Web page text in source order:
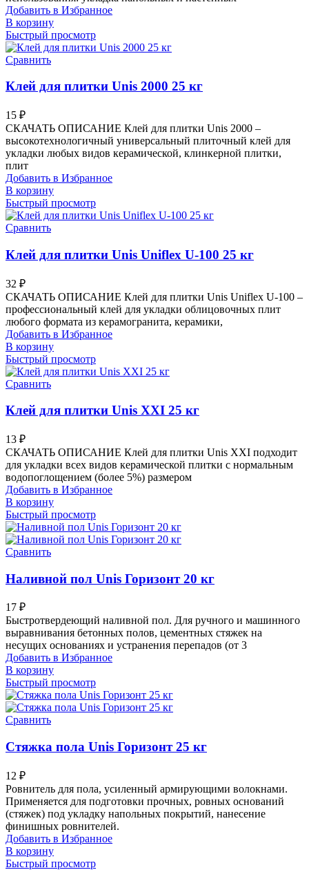
Добавить в Избранное
В корзину
Быстрый просмотр
Сравнить
Клей для плитки Unis 2000 25 кг
15 ₽
СКАЧАТЬ ОПИСАНИЕ Клей для плитки Unis 2000 –
высокотехнологичный универсальный плиточный клей для
укладки любых видов керамической, клинкерной плитки,
плит
Добавить в Избранное
В корзину
Быстрый просмотр
Сравнить
Клей для плитки Unis Uniflex U-100 25 кг
32 ₽
СКАЧАТЬ ОПИСАНИЕ Клей для плитки Unis Uniflex U-100 –
профессиональный клей для укладки облицовочных плит
любого формата из керамогранита, керамики,
Добавить в Избранное
В корзину
Быстрый просмотр
Сравнить
Клей для плитки Unis XXI 25 кг
13 ₽
СКАЧАТЬ ОПИСАНИЕ Клей для плитки Unis XXI подходит
для укладки всех видов керамической плитки с нормальным
водопоглощением (более 5%) размером
Добавить в Избранное
В корзину
Быстрый просмотр
Сравнить
Наливной пол Unis Горизонт 20 кг
17 ₽
Быстротвердеющий наливной пол. Для ручного и машинного
выравнивания бетонных полов, цементных стяжек на
несущих основаниях и устранения перепадов (от 3
Добавить в Избранное
В корзину
Быстрый просмотр
Сравнить
Стяжка пола Unis Горизонт 25 кг
12 ₽
Ровнитель для пола, усиленный армирующими волокнами.
Применяется для подготовки прочных, ровных оснований
(стяжек) под укладку напольных покрытий, нанесение
финишных ровнителей.
Добавить в Избранное
В корзину
Быстрый просмотр